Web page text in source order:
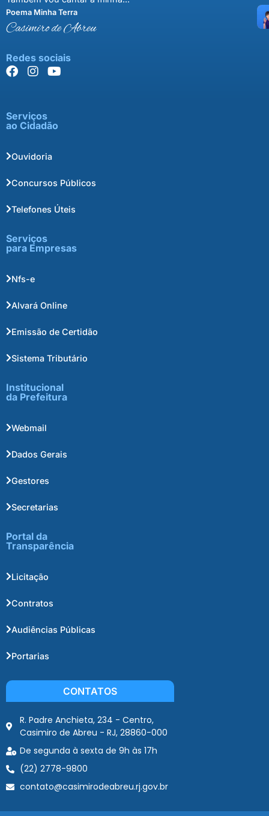
Poema Minha Terra
Casimiro de Abreu
Redes sociais
Serviços
ao Cidadão
Ouvidoria
Concursos Públicos
Telefones Úteis
Serviços
para Empresas
Nfs-e
Alvará Online
Emissão de Certidão
Sistema Tributário
Institucional
da Prefeitura
Webmail
Dados Gerais
Gestores
Secretarias
Portal da
Transparência
Licitação
Contratos
Audiências Públicas
Portarias
CONTATOS
R. Padre Anchieta, 234 - Centro,
Casimiro de Abreu - RJ, 28860-000
De segunda à sexta de 9h às 17h
(22) 2778-9800
contato@casimirodeabreu.rj.gov.br